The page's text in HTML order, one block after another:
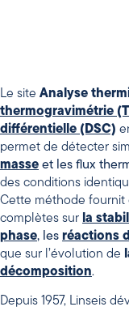
Le site Analyse
thermogravimétrie
différentielle (DSC)
permet de détecter
masse et les flux
des conditions
Cette méthode fournit
complètes sur la
phase, les réactions
que sur l’évolution de
décomposition.
Depuis 1957, Linseis